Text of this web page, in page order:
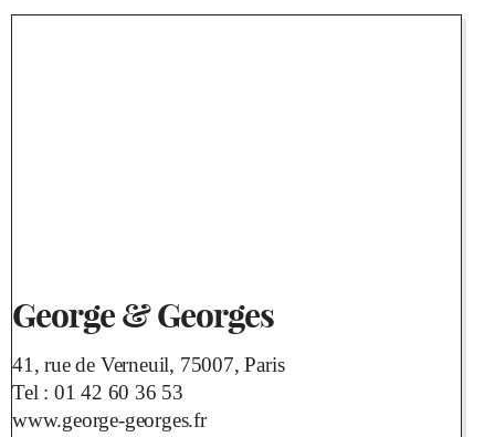
George & Georges
41, rue de Verneuil, 75007, Paris
Tel : 01 42 60 36 53
www.george-georges.fr